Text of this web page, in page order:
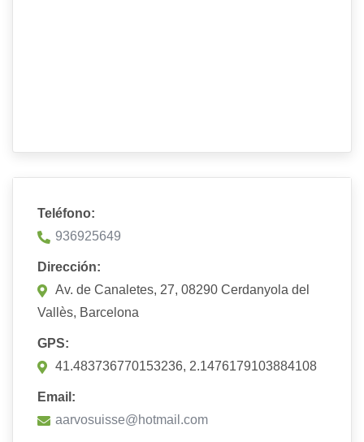
Teléfono:
936925649
Dirección:
Av. de Canaletes, 27, 08290 Cerdanyola del
Vallès, Barcelona
GPS:
41.483736770153236, 2.1476179103884108
Email:
aarvosuisse@hotmail.com